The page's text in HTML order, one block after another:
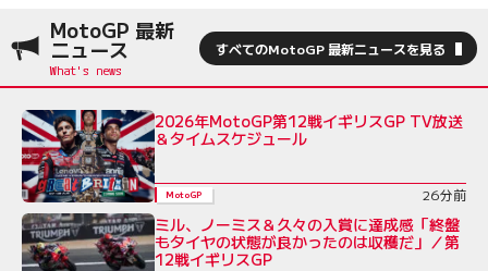
MotoGP 最新
ニュース すべてのMotoGP 最新ニュースを見る
2026年MotoGP第12戦イギリスGP TV放送
＆タイムスケジュール
MotoGP 26分前
ミル、ノーミス＆久々の入賞に達成感「終盤
もタイヤの状態が良かったのは収穫だ」／第
12戦イギリスGP